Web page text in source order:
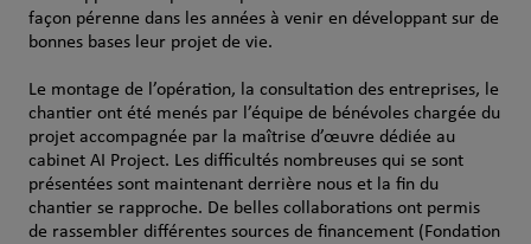
façon pérenne dans les années à venir en développant sur de
bonnes bases leur projet de vie.
Le montage de l’opération, la consultation des entreprises, le
chantier ont été menés par l’équipe de bénévoles chargée du
projet accompagnée par la maîtrise d’œuvre dédiée au
cabinet AI Project. Les difficultés nombreuses qui se sont
présentées sont maintenant derrière nous et la fin du
chantier se rapproche. De belles collaborations ont permis
de rassembler différentes sources de financement (Fondation